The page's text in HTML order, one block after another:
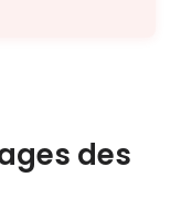
des